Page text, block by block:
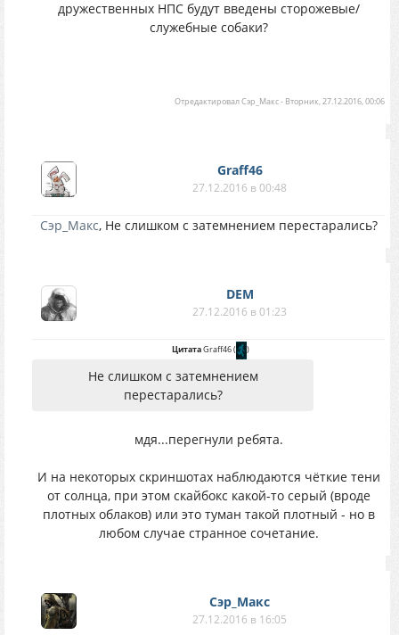
дружественных НПС будут введены сторожевые/
служебные собаки?
ОтредактировалСэр_Макс- Вторник, 27.12.2016, 00:06
Graff46
27.12.2016 в 00:48
Сэр_Макс, Не слишком с затемнением перестарались?
DEM
27.12.2016 в 01:23
ЦитатаGraff46( )
Не слишком с затемнением
перестарались?
мдя...перегнули ребята.
И на некоторых скриншотах наблюдаются чёткие тени
от солнца, при этом скайбокс какой-то серый (вроде
плотных облаков) или это туман такой плотный - но в
любом случае странное сочетание.
Сэр_Макс
27.12.2016 в 16:05